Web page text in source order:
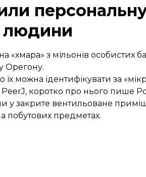
людини
з мільонів особистих
Орегону.
можна ідентифікувати за
PeerJ, коротко про нього пише
у закрите вентильоване
побутових предметах.